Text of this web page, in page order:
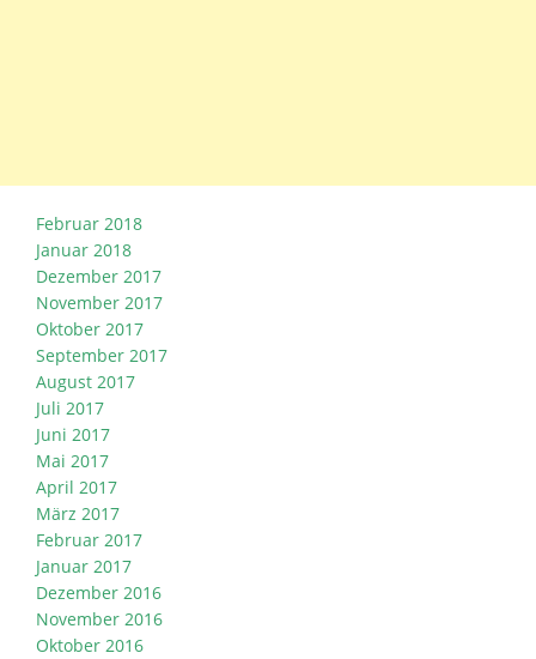
Februar 2018
Januar 2018
Dezember 2017
November 2017
Oktober 2017
September 2017
August 2017
Juli 2017
Juni 2017
Mai 2017
April 2017
März 2017
Februar 2017
Januar 2017
Dezember 2016
November 2016
Oktober 2016